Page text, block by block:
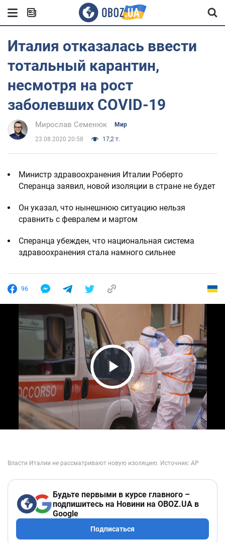
Италия отказалась ввести
тотальный карантин,
несмотря на рост
заболевших COVID-19
Мирослав Семенюк Мир
23.08.2020 20:58 17,2 т.
Министр здравоохранения Италии Роберто
Сперанца заявил, новой изоляции в стране не будет
Он указал, что нынешнюю ситуацию нельзя
сравнить с февралем и мартом
Сперанца убежден, что национальная система
здравоохранения стала намного сильнее
96
Play Video
Будьте первыми в курсе главного –
подпишитесь на Новини на OBOZ.UA в
Google
Подписаться